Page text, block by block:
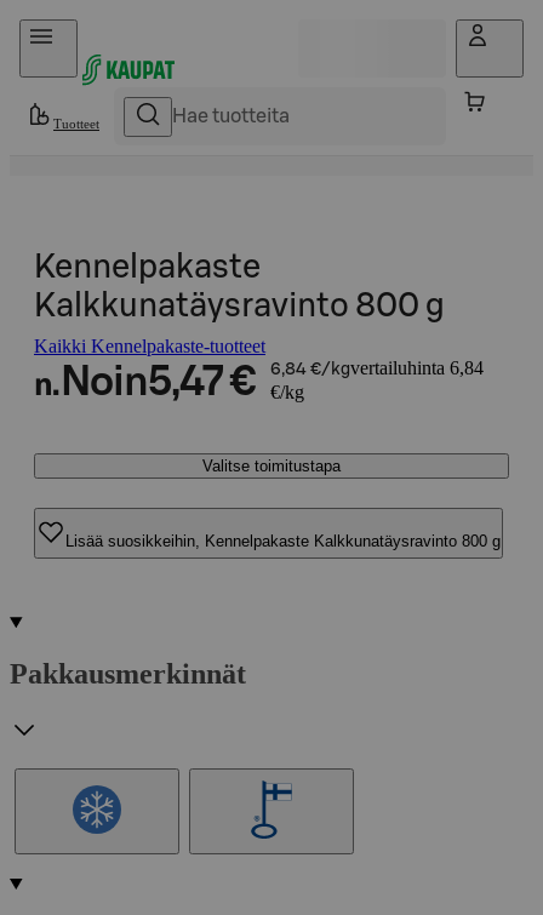
Hyppää sisältöön
Tuotteet
Kennelpakaste
Kalkkunatäysravinto 800 g
Kaikki Kennelpakaste-tuotteet
n. Noin5,47 € 6,84 €/kgvertailuhinta 6,84
€/kg
Valitse toimitustapa
Lisää suosikkeihin, Kennelpakaste Kalkkunatäysravinto 800 g
Pakkausmerkinnät